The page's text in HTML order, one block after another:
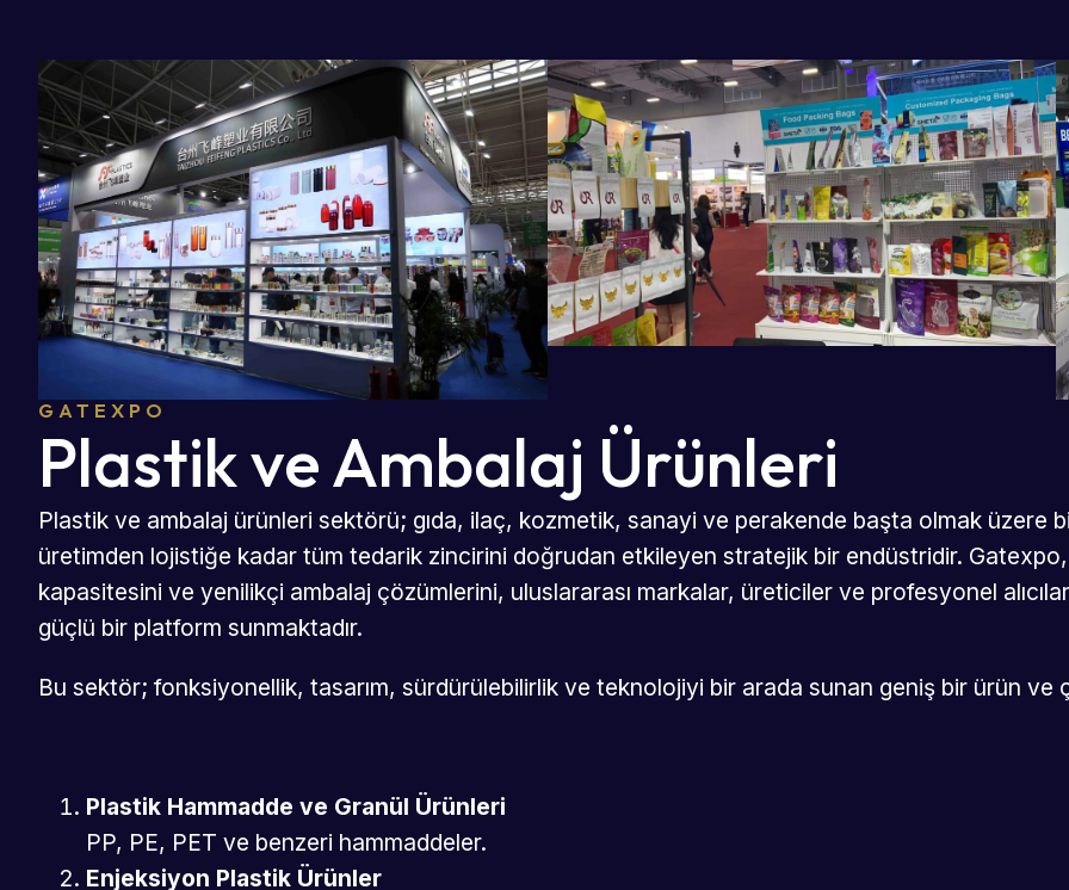
GATEXPO
Plastik ve Ambalaj Ürünleri
Plastik ve ambalaj ürünleri sektörü; gıda, ilaç, kozmetik, sanayi ve perakende başta olmak üzere
üretimden lojistiğe kadar tüm tedarik zincirini doğrudan etkileyen stratejik bir endüstridir.
kapasitesini ve yenilikçi ambalaj çözümlerini, uluslararası markalar, üreticiler ve profesyonel
güçlü bir platform sunmaktadır.
Bu sektör; fonksiyonellik, tasarım, sürdürülebilirlik ve teknolojiyi bir arada sunan geniş bir ürün ve
Plastik Hammadde ve Granül Ürünleri
PP, PE, PET ve benzeri hammaddeler.
Enjeksiyon Plastik Ürünler